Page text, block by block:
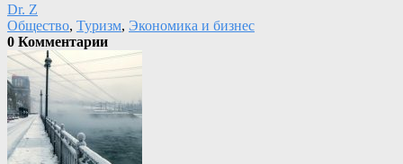
Dr. Z
Общество, Туризм, Экономика и бизнес
0 Комментарии